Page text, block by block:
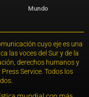
Mundo
cuyo eje es una
las voces del Sur y de la
derechos humanos y
Service. Todos los
mundial con más